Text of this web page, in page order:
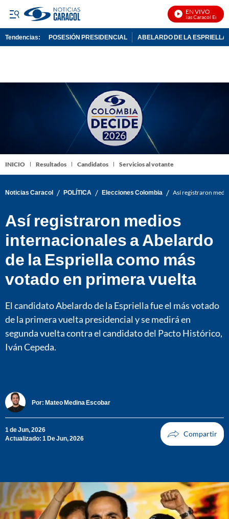
EN VIVO
Noticias Caracol En Vivo
Tendencias: POSESIÓN PRESIDENCIAL ABELARDO DE LA ESPRIELLA
INICIO Resultados Candidatos Servicios al votante
Noticias Caracol / POLÍTICA / Elecciones Colombia / Así registraron
Así registraron medios
internacionales a Abelardo
de la Espriella como más
votado en primera vuelta
El candidato Abelardo de la Espriella fue el más votado
de la primera vuelta presidencial y se medirá en
segunda vuelta contra el candidato del Pacto Histórico,
Iván Cepeda.
Por: Mateo Medina Escobar
1 de Jun, 2026
Actualizado: 1 De Jun, 2026